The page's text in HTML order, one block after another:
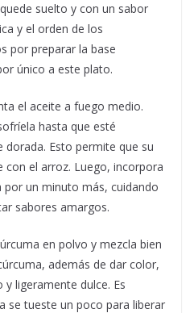
suelto y con un sabor
y el orden de los
por preparar la base
único a este plato.
el aceite a fuego medio.
hasta que esté
Esto permite que su
con el arroz. Luego, incorpora
un minuto más, cuidando
sabores amargos.
en polvo y mezcla bien
además de dar color,
ligeramente dulce. Es
se tueste un poco para liberar